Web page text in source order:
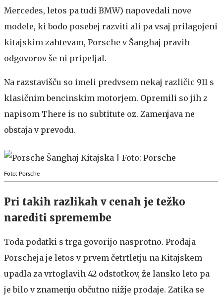
Mercedes, letos pa tudi BMW) napovedali nove
modele, ki bodo posebej razviti ali pa vsaj prilagojeni
kitajskim zahtevam, Porsche v Šanghaj pravih
odgovorov še ni pripeljal.
Na razstavišču so imeli predvsem nekaj različic 911 s
klasičnim bencinskim motorjem. Opremili so jih z
napisom There is no subtitute oz. Zamenjava ne
obstaja v prevodu.
Foto: Porsche
Pri takih razlikah v cenah je težko
narediti spremembe
Toda podatki s trga govorijo nasprotno. Prodaja
Porscheja je letos v prvem četrtletju na Kitajskem
upadla za vrtoglavih 42 odstotkov, že lansko leto pa
je bilo v znamenju občutno nižje prodaje. Zatika se